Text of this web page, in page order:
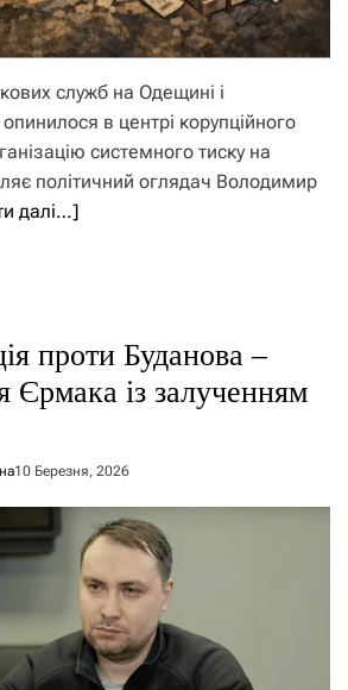
служб на Одещині і
в центрі корупційного
системного тиску на
політичний оглядач Володимир
далі…]
проти Буданова –
Єрмака із залученням
10 Березня, 2026